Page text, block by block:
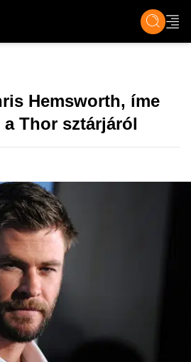
ÉLET TECH &
Hemsworth, íme
a Thor sztárjáról